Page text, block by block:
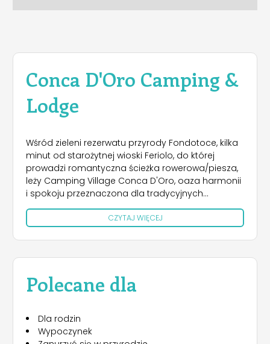
Conca D'Oro Camping &
Lodge
Wśród zieleni rezerwatu przyrody Fondotoce, kilka
minut od starożytnej wioski Feriolo, do której
prowadzi romantyczna ścieżka rowerowa/piesza,
leży Camping Village Conca D'Oro, oaza harmonii
i spokoju przeznaczona dla tradycyjnych
wczasowiczów i miłośników glampingu w regionie
otoczonym górami i parkami przyrody z
najróżniejszymi i sugestywnymi widokami i
krajobrazami. Na terenie kempingu trzy obszary:
Camping, Garden i River; odmiennej pozycji, ale
sposobów przeżywania wakacji. Różnorodność,
która znajduje również odzwierciedlenie w licznych
zaspokojenie pragnień podróżnych każdego typu:
Safari Lodge, Air Lodge, Mini Lodge, przyczepy
CZYTAJ WIĘCEJ
Polecane dla
Dla rodzin
Wypoczynek